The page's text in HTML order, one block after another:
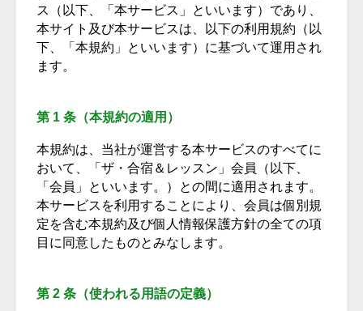
ス（以下、「本サービス」といいます）であり、
本サイト及び本サービスは、以下の利用規約（以
下、「本規約」といいます）に基づいて運用され
ます。
第 1 条（本規約の適用）
本規約は、当社が運営する本サービスのすべてに
おいて、「ザ・合宿＆レッスン」会員（以下、
「会員」といいます。）との間に適用されます。
本サービスを利用することにより、会員は個別規
定を含む本規約及び個人情報保護方針の全ての項
目に同意したものとみなします。
第 2 条（使われる用語の定義）